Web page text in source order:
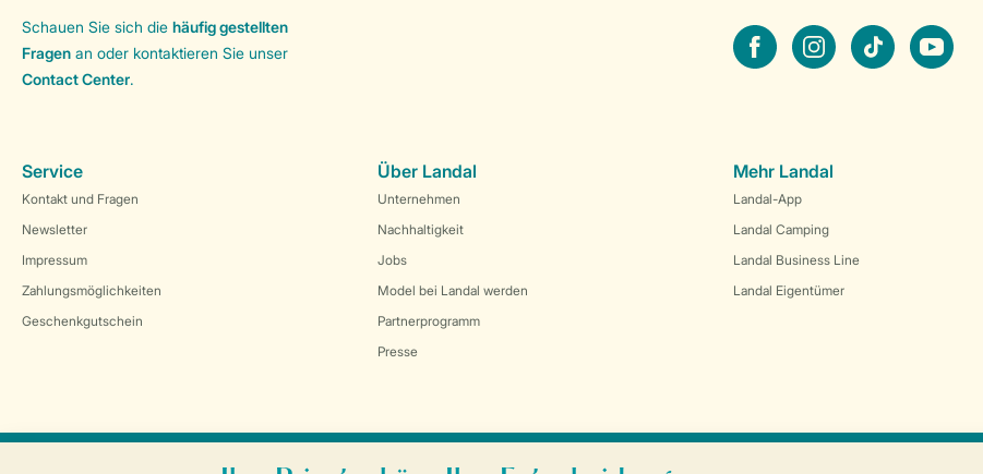
Sicher und schnell zur Online-Buchung
Schauen Sie sich die häufig gestellten
Fragen an oder kontaktieren Sie unser
Contact Center.
facebookinstagramtiktok youtube
Service
Kontakt und Fragen
Newsletter
Impressum
Zahlungsmöglichkeiten
Geschenkgutschein
Über Landal
Unternehmen
Nachhaltigkeit
Jobs
Model bei Landal werden
Partnerprogramm
Presse
Mehr Landal
Landal-App
Landal Camping
Landal Business Line
Landal Eigentümer